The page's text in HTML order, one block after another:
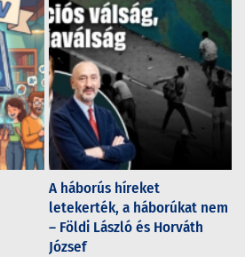
A háborús híreket
letekerték, a háborúkat nem
– Földi László és Horváth
József